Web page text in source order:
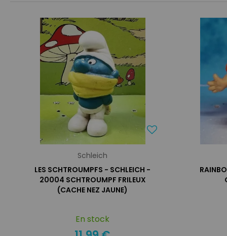
Schleich
LES SCHTROUMPFS - SCHLEICH -
20004 SCHTROUMPF FRILEUX
(CACHE NEZ JAUNE)
En stock